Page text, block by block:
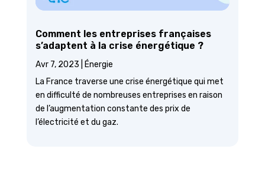
Comment les entreprises françaises
s’adaptent à la crise énergétique ?
Avr 7, 2023
Énergie
La France traverse une crise énergétique qui met
en difficulté de nombreuses entreprises en raison
de l’augmentation constante des prix de
l’électricité et du gaz.